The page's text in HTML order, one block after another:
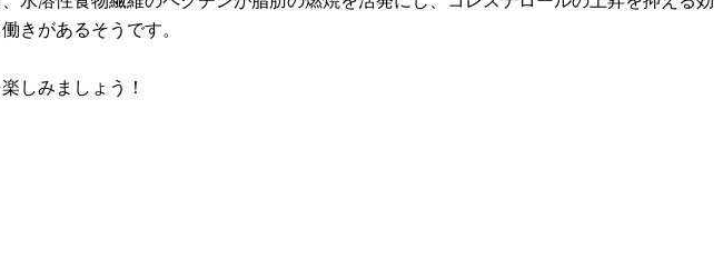
きがあるそうです。
しみましょう！